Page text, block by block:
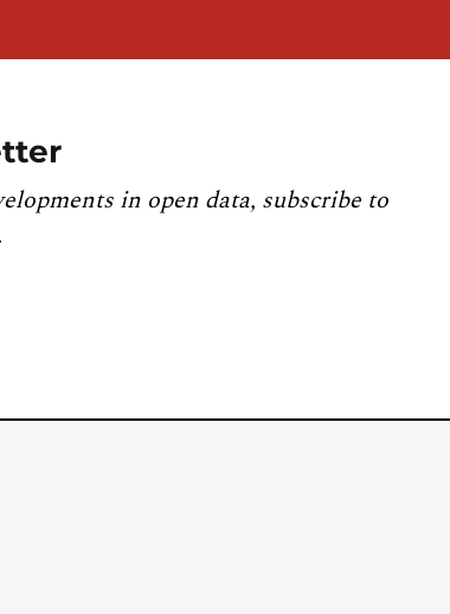
in open data, subscribe to